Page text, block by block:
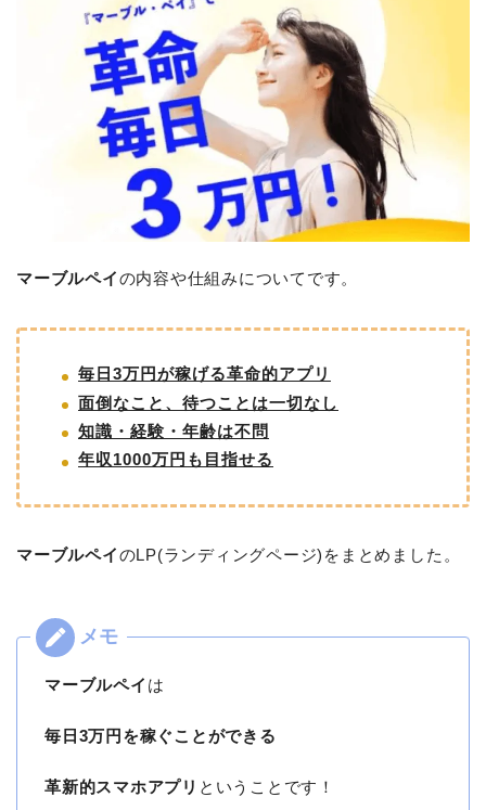
マーブルペイの内容や仕組みについてです。
毎日3万円が稼げる革命的アプリ
面倒なこと、待つことは一切なし
知識・経験・年齢は不問
年収1000万円も目指せる
マーブルペイのLP(ランディングページ)をまとめました。
マーブルペイ は
毎日3万円を稼ぐことができる
革新的スマホアプリ ということです！